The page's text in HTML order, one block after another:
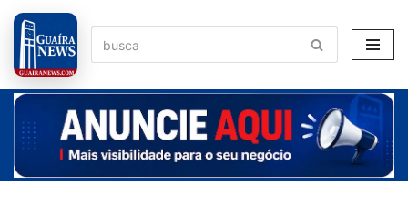
Pular
para
o
conteúdo